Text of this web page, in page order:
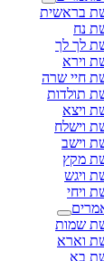
בראשית
נח
לך לך
וירא
חיי שרה
תולדות
ויצא
וישלח
וישב
מקץ
ויגש
ויחי
שמות
וארא
בא